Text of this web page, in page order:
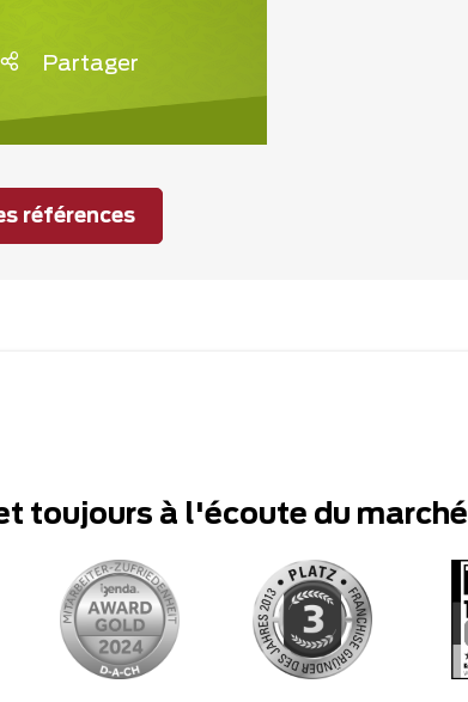
Partager
références
toujours à l'écoute du marché